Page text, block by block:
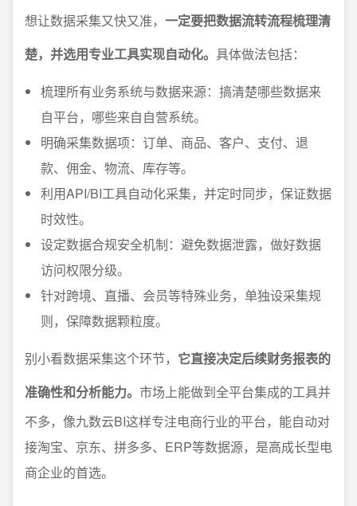
想让数据采集又快又准， 一定要把数据流转流程梳理清
楚，并选用专业工具实现自动化。 具体做法包括：
梳理所有业务系统与数据来源：搞清楚哪些数据来
自平台，哪些来自自营系统。
明确采集数据项：订单、商品、客户、支付、退
款、佣金、物流、库存等。
利用API/BI工具自动化采集，并定时同步，保证数据
时效性。
设定数据合规安全机制：避免数据泄露，做好数据
访问权限分级。
针对跨境、直播、会员等特殊业务，单独设采集规
则，保障数据颗粒度。
别小看数据采集这个环节， 它直接决定后续财务报表的
准确性和分析能力。 市场上能做到全平台集成的工具并
不多，像九数云BI这样专注电商行业的平台，能自动对
接淘宝、京东、拼多多、ERP等数据源，是高成长型电
商企业的首选。